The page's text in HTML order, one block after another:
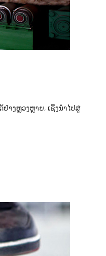
າງຫຼວງຫຼາຍ, ເຊິ່ງນຳໄປສູ່